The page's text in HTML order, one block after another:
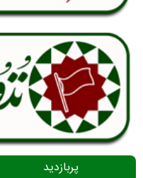
پربازدید